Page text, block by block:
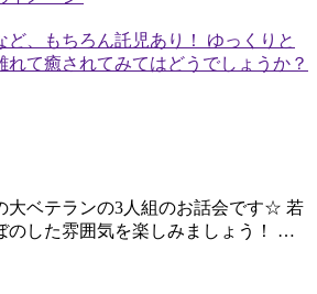
ど、もちろん託児あり！ ゆっくりと
れて癒されてみてはどうでしょうか？
大ベテランの3人組のお話会です☆ 若
のした雰囲気を楽しみましょう！ …